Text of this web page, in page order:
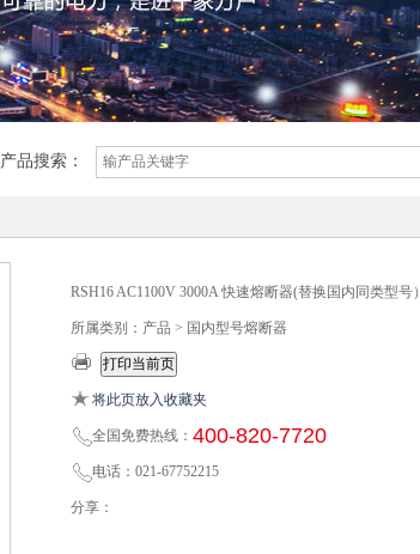
产品搜索：
RSH16 AC1100V 3000A 快速熔断器(替换国内同类型号）
所属类别：产品 > 国内型号熔断器
将此页放入收藏夹
全国免费热线： 400-820-7720
电话：021-67752215
分享：